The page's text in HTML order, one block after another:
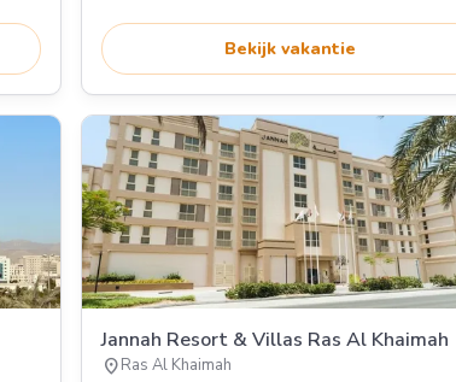
Bekijk vakantie
Jannah Resort & Villas Ras Al Khaimah
location_onRas Al Khaimah